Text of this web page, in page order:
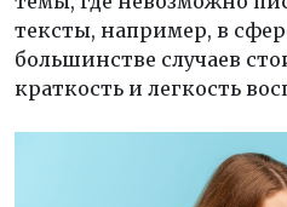
тексты, например, в
большинстве случаев
краткость и легкость